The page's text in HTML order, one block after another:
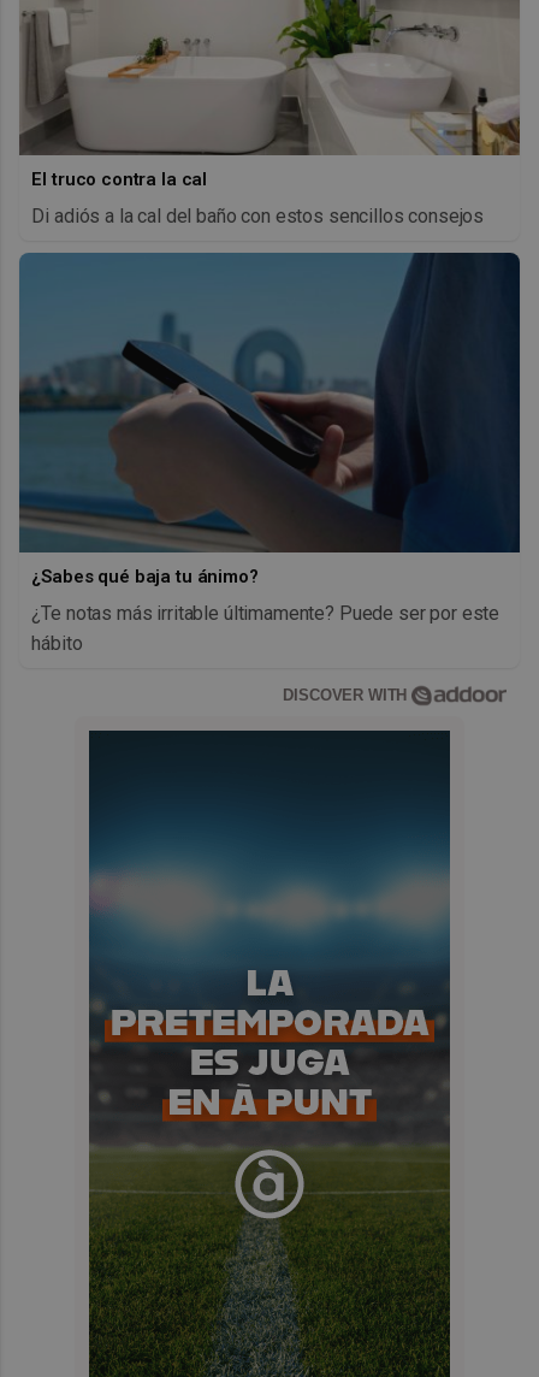
El truco contra la cal
Di adiós a la cal del baño con estos sencillos consejos
¿Sabes qué baja tu ánimo?
¿Te notas más irritable últimamente? Puede ser por este
hábito
DISCOVER WITH